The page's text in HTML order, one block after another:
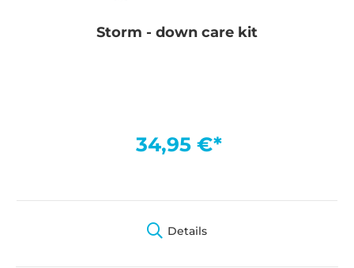
Storm - down care kit
34,95 €*
Details